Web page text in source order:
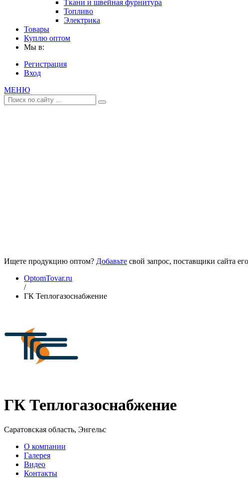
Ткани и швейная фурнитура
Топливо
Электрика
Товары
Куплю оптом
Мы в:
Регистрация
Вход
МЕНЮ
Ищете продукцию оптом? Добавьте свой запрос, поставщики сайта
OptomTovar.ru
/
ГК Теплогазоснабжение
ГК Теплогазоснабжение
Саратовская область, Энгельс
О компании
Галерея
Видео
Контакты